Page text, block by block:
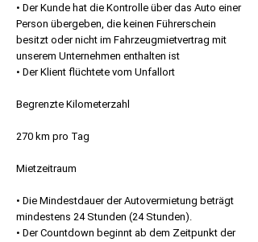
• Der Kunde hat die Kontrolle über das Auto einer
Person übergeben, die keinen Führerschein
besitzt oder nicht im Fahrzeugmietvertrag mit
unserem Unternehmen enthalten ist
• Der Klient flüchtete vom Unfallort
Begrenzte Kilometerzahl
270 km pro Tag
Mietzeitraum
• Die Mindestdauer der Autovermietung beträgt
mindestens 24 Stunden (24 Stunden).
• Der Countdown beginnt ab dem Zeitpunkt der